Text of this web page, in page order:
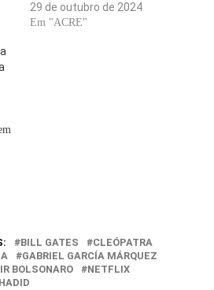
executive producer Sami Kent
No tribunal de Bolton, na
29 de outubro de 2024
Em "ACRE"
BILL GATES
CLEÓPATRA
GABRIEL GARCÍA MÁRQUEZ
BOLSONARO
NETFLIX